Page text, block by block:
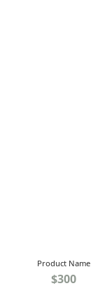
Product Name
$300